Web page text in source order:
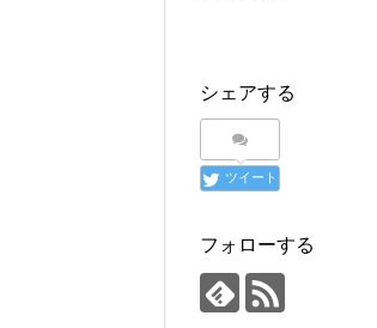
シェアする
ツイート
フォローする